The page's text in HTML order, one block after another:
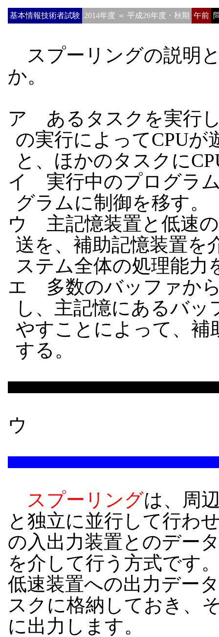
基本情報技術者試験 2014年度 ＝ 平成26年度・秋期 午前
スプーリングの説明
か。
ア あるタスクを実行
の実行によってCPUが
と、ほかのタスクに
イ 実行中のプログラ
グラムに制御を移す。
ウ 主記憶装置と低速
送を、補助記憶装置を
ステム全体の処理能力
エ 多数のバッファか
し、主記憶にあるバ
やすことによって、補
する。
ウ
スプーリングは、周
と独立に並行して行わ
の入出力装置とのデー
を介して行う方式です
低速装置への出力デー
スクに格納しておき、
に出力します。